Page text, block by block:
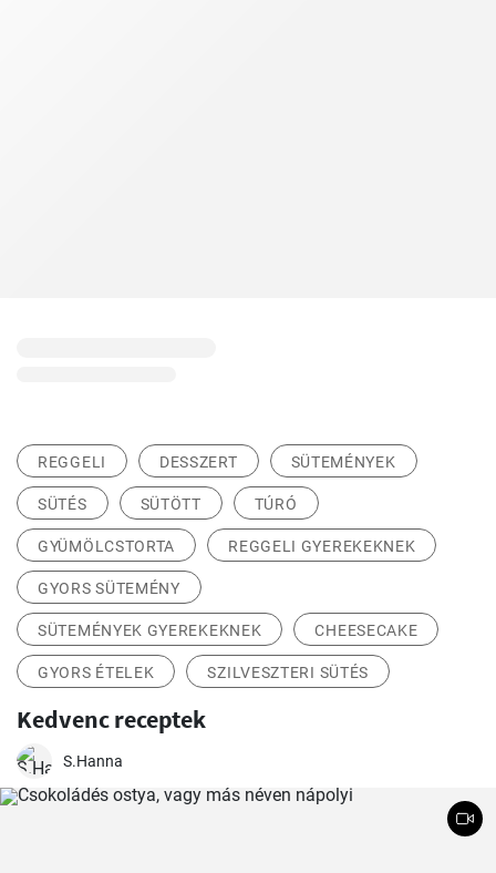
REGGELI DESSZERT SÜTEMÉNYEK
SÜTÉS SÜTÖTT TÚRÓ
GYÜMÖLCSTORTA REGGELI GYEREKEKNEK
GYORS SÜTEMÉNY
SÜTEMÉNYEK GYEREKEKNEK CHEESECAKE
GYORS ÉTELEK SZILVESZTERI SÜTÉS
Kedvenc receptek
S.Hanna